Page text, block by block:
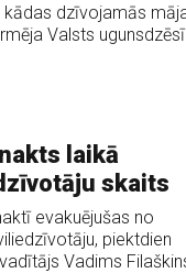
kādas dzīvojamās
Valsts
laikā
skaits
evakuējušas no
piektdien
Vadims